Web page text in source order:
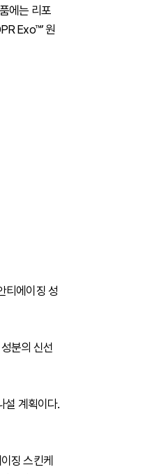
에는 리포
Exo™’ 원
티에이징 성
분의 신선
설 계획이다.
징 스킨케